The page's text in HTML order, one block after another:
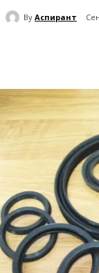
By Аспирант